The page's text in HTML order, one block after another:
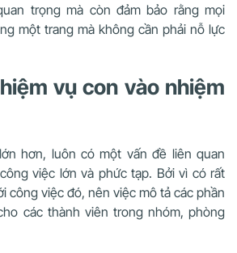
trọng mà còn đảm bảo rằng mọi
một trang mà không cần phải nỗ lực
vụ con vào nhiệm
hơn, luôn có một vấn đề liên quan
việc lớn và phức tạp. Bởi vì có rất
công việc đó, nên việc mô tả các phần
các thành viên trong nhóm, phòng